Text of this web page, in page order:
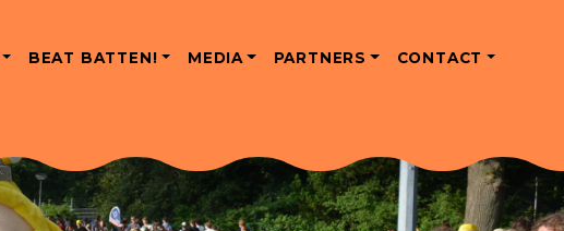
BEAT BATTEN! MEDIA PARTNERS CONTACT